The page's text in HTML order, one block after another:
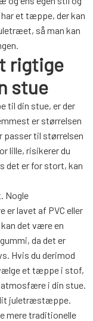
et tæppe, der kan
så man kan
rigtige
stue
til din stue, er der
er størrelsen
til størrelsen
lille, risikerer du
det er for stort, kan
Nogle
lavet af PVC eller
det være en
da det er
Hvis du derimod
et tæppe i stof,
atmosfære i din stue.
dit juletræstæppe.
mere traditionelle